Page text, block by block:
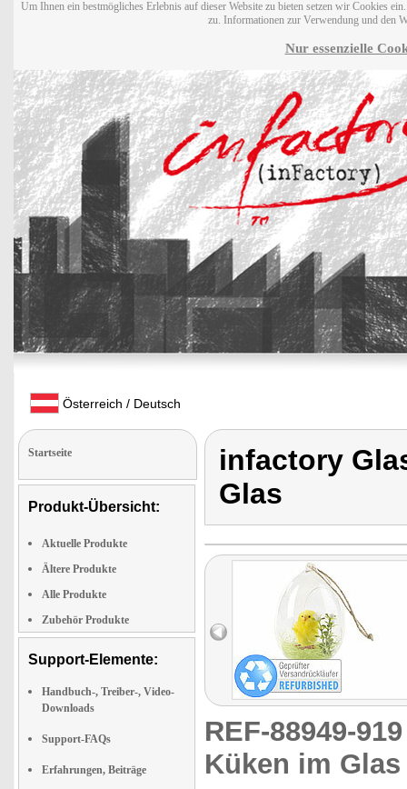
Um Ihnen ein bestmögliches Erlebnis auf dieser Website zu bieten setzen wir Cookies
zu. Informationen zur Verwendung und den
Nur essenzielle
Österreich / Deutsch
Startseite
Produkt-Übersicht:
Aktuelle Produkte
Ältere Produkte
Alle Produkte
Zubehör Produkte
Support-Elemente:
Handbuch-, Treiber-, Video-
Downloads
Support-FAQs
Erfahrungen, Beiträge
infactory
Glas
REF-88949-
Küken im Glas